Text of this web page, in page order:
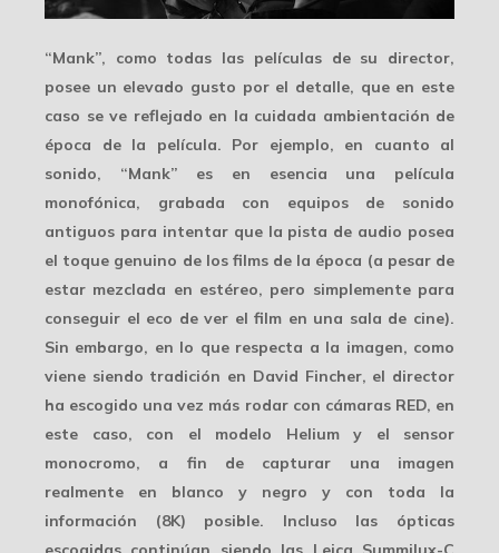
“Mank”, como todas las películas de su director,
posee un elevado gusto por el detalle, que en este
caso se ve reflejado en la cuidada ambientación de
época de la película. Por ejemplo, en cuanto al
sonido, “Mank” es en esencia una película
monofónica, grabada con equipos de sonido
antiguos para intentar que la pista de audio posea
el toque genuino de los films de la época (a pesar de
estar mezclada en estéreo, pero simplemente para
conseguir el eco de ver el film en una sala de cine).
Sin embargo, en lo que respecta a la imagen, como
viene siendo tradición en David Fincher, el director
ha escogido una vez más rodar con cámaras RED, en
este caso, con el modelo Helium y el sensor
monocromo, a fin de capturar una imagen
realmente en blanco y negro y con toda la
información (8K) posible. Incluso las ópticas